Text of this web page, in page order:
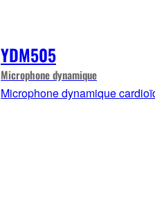
YDM505
Microphone dynamique
Microphone dynamique